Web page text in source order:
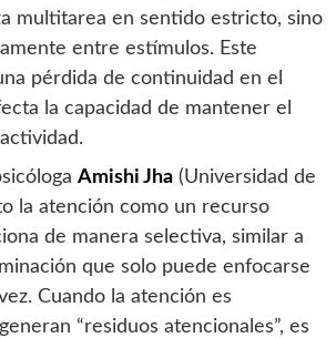
multitarea en sentido estricto, sino
entre estímulos. Este
pérdida de continuidad en el
la capacidad de mantener el
Amishi Jha (Universidad de
la atención como un recurso
de manera selectiva, similar a
que solo puede enfocarse
Cuando la atención es
“residuos atencionales”, es